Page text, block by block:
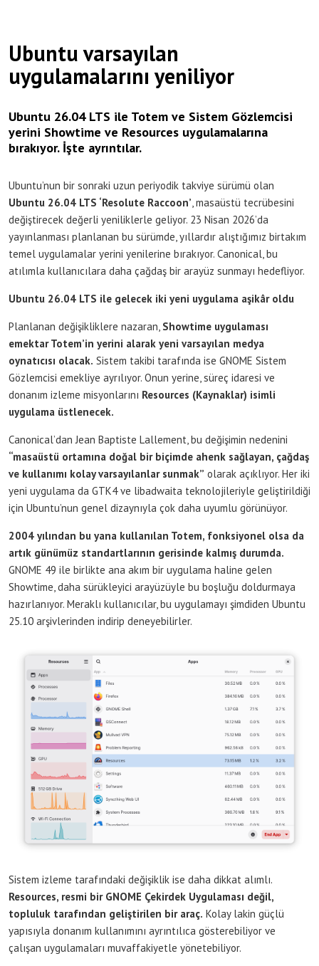
Ubuntu varsayılan
uygulamalarını yeniliyor
Ubuntu 26.04 LTS ile Totem ve Sistem Gözlemcisi
yerini Showtime ve Resources uygulamalarına
bırakıyor. İşte ayrıntılar.
Ubuntu’nun bir sonraki uzun periyodik takviye sürümü olan
Ubuntu 26.04 LTS ‘Resolute Raccoon’ , masaüstü tecrübesini
değiştirecek değerli yeniliklerle geliyor. 23 Nisan 2026’da
yayınlanması planlanan bu sürümde, yıllardır alıştığımız birtakım
temel uygulamalar yerini yenilerine bırakıyor. Canonical, bu
atılımla kullanıcılara daha çağdaş bir arayüz sunmayı hedefliyor.
Ubuntu 26.04 LTS ile gelecek iki yeni uygulama aşikâr oldu
Planlanan değişikliklere nazaran, Showtime uygulaması
emektar Totem’in yerini alarak yeni varsayılan medya
oynatıcısı olacak. Sistem takibi tarafında ise GNOME Sistem
Gözlemcisi emekliye ayrılıyor. Onun yerine, süreç idaresi ve
donanım izleme misyonlarını Resources (Kaynaklar) isimli
uygulama üstlenecek.
Canonical’dan Jean Baptiste Lallement, bu değişimin nedenini
“masaüstü ortamına doğal bir biçimde ahenk sağlayan, çağdaş
ve kullanımı kolay varsayılanlar sunmak” olarak açıklıyor. Her iki
yeni uygulama da GTK4 ve libadwaita teknolojileriyle geliştirildiği
için Ubuntu’nun genel dizaynıyla çok daha uyumlu görünüyor.
2004 yılından bu yana kullanılan Totem, fonksiyonel olsa da
artık günümüz standartlarının gerisinde kalmış durumda.
GNOME 49 ile birlikte ana akım bir uygulama haline gelen
Showtime, daha sürükleyici arayüzüyle bu boşluğu doldurmaya
hazırlanıyor. Meraklı kullanıcılar, bu uygulamayı şimdiden Ubuntu
25.10 arşivlerinden indirip deneyebilirler.
Sistem izleme tarafındaki değişiklik ise daha dikkat alımlı.
Resources, resmi bir GNOME Çekirdek Uygulaması değil,
topluluk tarafından geliştirilen bir araç. Kolay lakin güçlü
yapısıyla donanım kullanımını ayrıntılıca gösterebiliyor ve
çalışan uygulamaları muvaffakiyetle yönetebiliyor.